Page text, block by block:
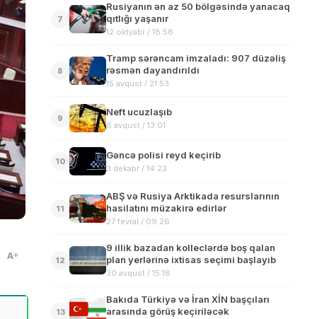
A
7
Rusiyanın ən az 50 bölgəsində yanacaq
qıtlığı yaşanır
12 oktyabr / 18:58
8
Tramp sərəncam imzaladı: 907 düzəliş
rəsmən dayandırıldı
15 avqust / 21:53
9
Neft ucuzlaşıb
6 avqust / 13:01
10
Gəncə polisi reyd keçirib
3 dekabr / 14:23
11
ABŞ və Rusiya Arktikada resurslarının
hasilatını müzakirə edirlər
27 fevral / 09:26
12
9 illik bazadan kolleclərdə boş qalan
plan yerlərinə ixtisas seçimi başlayıb
30 avqust / 15:18
13
Bakıda Türkiyə və İran XİN başçıları
arasında görüş keçiriləcək